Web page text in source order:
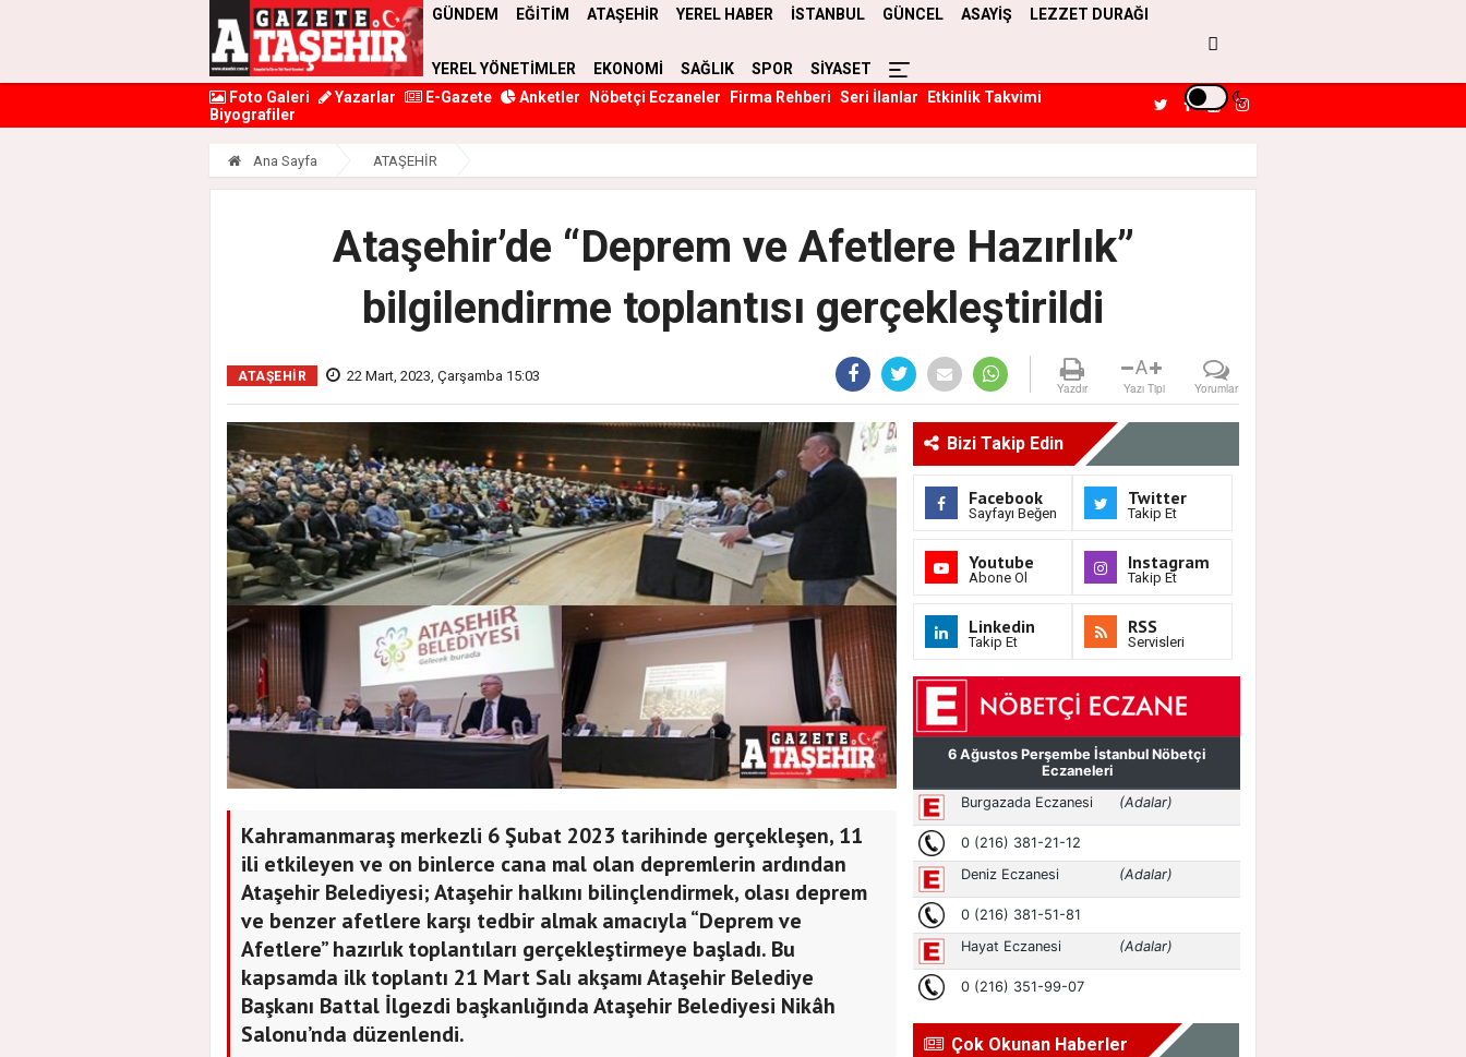
GÜNDEM EĞİTİM ATAŞEHİR YEREL HABER İSTANBUL GÜNCEL ASAYİŞ LEZZET DURAĞI
YEREL YÖNETİMLER EKONOMİ SAĞLIK SPOR
SİYASET
Foto Galeri
Yazarlar E-Gazete Anketler Nöbetçi Eczaneler Firma Rehberi Seri İlanlar
Etkinlik Takvimi
Biyografiler
Ana Sayfa ATAŞEHİR
Ataşehir’de “Deprem ve Afetlere Hazırlık”
bilgilendirme toplantısı gerçekleştirildi
ATAŞEHİR 22 Mart, 2023, Çarşamba 15:03
Yazdır
A
Yazı Tipi Yorumlar
Kahramanmaraş merkezli 6 Şubat 2023 tarihinde gerçekleşen, 11
ili etkileyen ve on binlerce cana mal olan depremlerin ardından
Ataşehir Belediyesi; Ataşehir halkını bilinçlendirmek, olası deprem
ve benzer afetlere karşı tedbir almak amacıyla “Deprem ve
Afetlere” hazırlık toplantıları gerçekleştirmeye başladı. Bu
kapsamda ilk toplantı 21 Mart Salı akşamı Ataşehir Belediye
Başkanı Battal İlgezdi başkanlığında Ataşehir Belediyesi Nikâh
Salonu’nda düzenlendi.
Bizi Takip Edin
Facebook
Sayfayı Beğen
Twitter
Takip Et
Youtube
Abone Ol
Instagram
Takip Et
Linkedin
Takip Et
RSS
Servisleri
Çok Okunan Haberler